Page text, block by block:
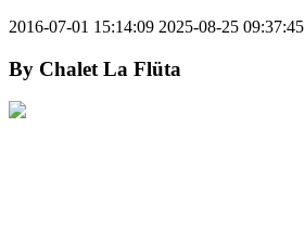
2016-07-01 15:14:09 2025-08-25 09:37:45
By Chalet La Flüta